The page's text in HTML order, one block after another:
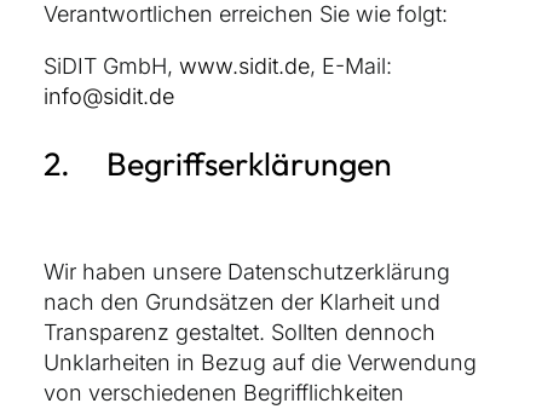
Verantwortlichen erreichen Sie wie folgt:
SiDIT GmbH, www.sidit.de, E-Mail:
info@sidit.de
2. Begriffserklärungen
Wir haben unsere Datenschutzerklärung
nach den Grundsätzen der Klarheit und
Transparenz gestaltet. Sollten dennoch
Unklarheiten in Bezug auf die Verwendung
von verschiedenen Begrifflichkeiten